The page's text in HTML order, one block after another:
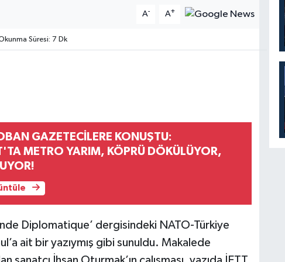
A- A+
Süresi: 7 Dk
GAZETECİLERE KONUŞTU:
METRO YARIM, KÖPRÜ DÖKÜLÜYOR,
Diplomatique’ dergisindeki NATO-Türkiye
ait bir yazıymış gibi sunuldu. Makalede